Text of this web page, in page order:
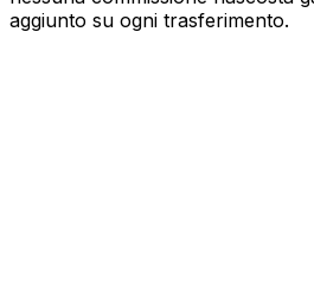
aggiunto su ogni trasferimento.